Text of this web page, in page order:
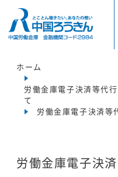
ホーム
労働金庫電子決済等代
て
労働金庫電子決済等
労働金庫電子決